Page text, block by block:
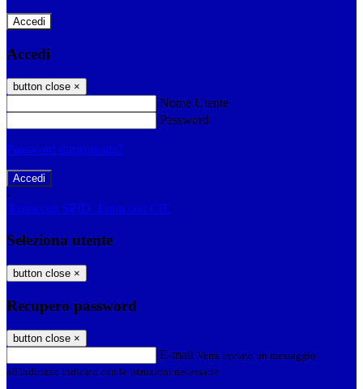
Accedi
Accedi
button close ×
Nome Utente
Password
Password dimenticata?
-
Entra con SPID Entra con CIE
Seleziona utente
button close ×
Recupero password
button close ×
E-mail Verrà inviato un messaggio
all'indirizzo indicato con le istruzioni necessarie.